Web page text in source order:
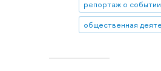
репортаж о событии